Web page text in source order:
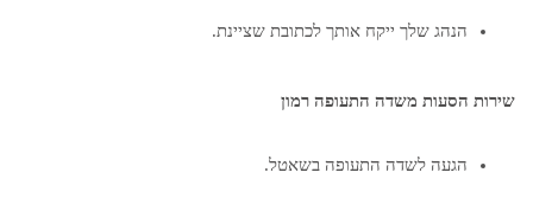
הנהג שלך ייקח אותך לכתובת שציינת.
שירות הסעות משדה התעופה רמון
הגעה לשדה התעופה בשאטל.